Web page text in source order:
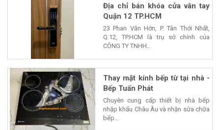
Địa chỉ bán khóa cửa vân tay
Quận 12 TP.HCM
23 Phan Văn Hớn, P. Tân Thới Nhất,
Q.12, TP.HCM là trụ sở chính của
CÔNG TY TNHH...
Thay mặt kính bếp từ tại nhà -
Bếp Tuấn Phát
Chuyên cung cấp thiết bị nhà bếp
nhập khẩu Châu Âu và nhận sửa chữa
bếp...